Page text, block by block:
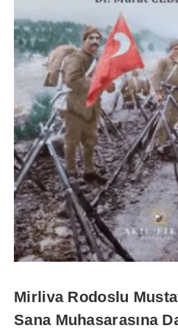
Mirliva Rodoslu
Sana Muhasarasına